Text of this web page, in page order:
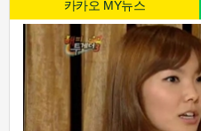
카카오 MY뉴스